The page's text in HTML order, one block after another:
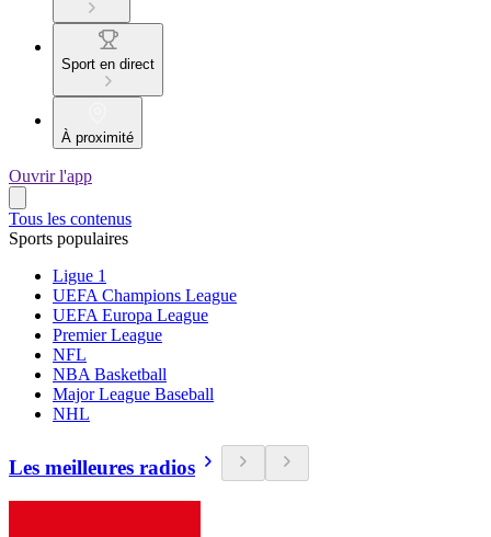
Sport en direct
À proximité
Ouvrir l'app
Tous les contenus
Sports populaires
Ligue 1
UEFA Champions League
UEFA Europa League
Premier League
NFL
NBA Basketball
Major League Baseball
NHL
Les meilleures radios